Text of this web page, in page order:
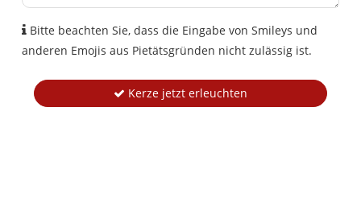
Bitte beachten Sie, dass die Eingabe von Smileys und
anderen Emojis aus Pietätsgründen nicht zulässig ist.
Kerze jetzt erleuchten